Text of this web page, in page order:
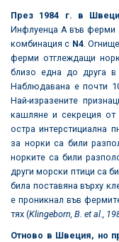
През 1984 г. в
Инфлуенца А във ферми
комбинация с N4.
ферми отглеждащи
близо една до друга
Наблюдавана е почти
Най-изразените
кашляне и секреция от
остра интерстициална
за норки са били
норките са били
други морски птици са
била поставяна върху
е проникнал във
тях (Klingeborn, B. et al.,
Отново в Швеция, но